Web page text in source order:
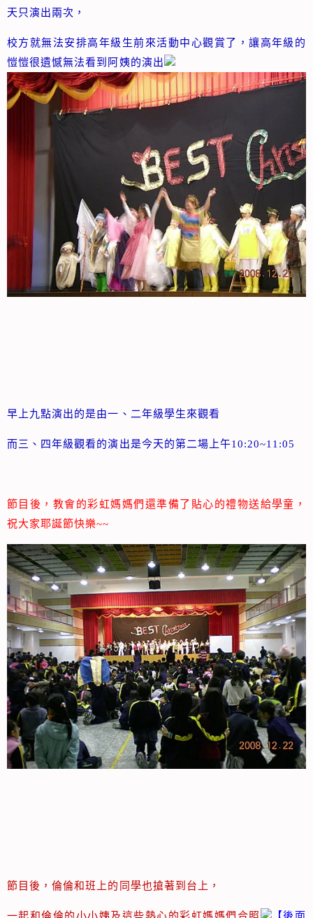
天只演出兩次，
校方就無法安排高年級生前來活動中心觀賞了，讓高年級的
愷愷很遺憾無法看到阿姨的演出
早上九點演出的是由一、二年級學生來觀看
而三、四年級觀看的演出是今天的第二場上午10:20~11:05
節目後，教會的彩虹媽媽們還準備了貼心的禮物送給學童，
祝大家耶誕節快樂~~
節目後，倫倫和班上的同學也搶著到台上，